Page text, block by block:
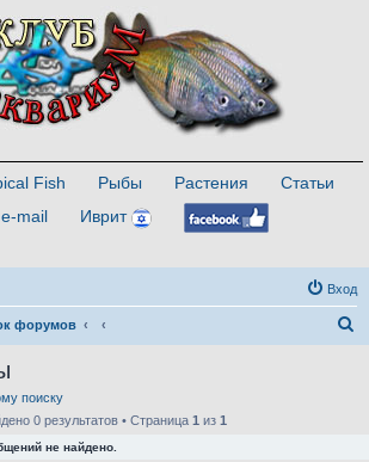
Fish Рыбы Растения
Статьи
e-mail Иврит
Вход
форумов
поиску
0 результатов • Страница 1 из 1
не найдено.